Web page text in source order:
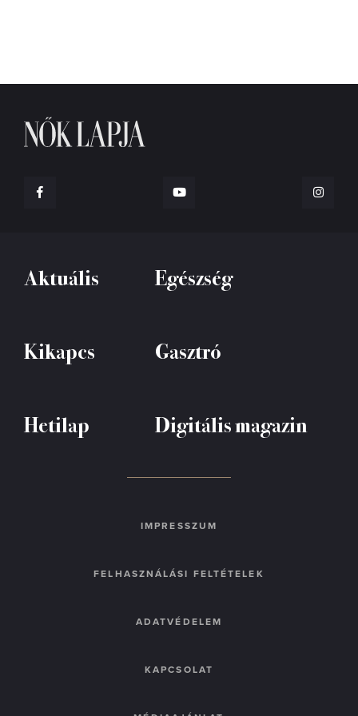
Aktuális Egészség
Kikapcs Gasztró
Hetilap Digitális magazin
IMPRESSZUM
FELHASZNÁLÁSI FELTÉTELEK
ADATVÉDELEM
KAPCSOLAT